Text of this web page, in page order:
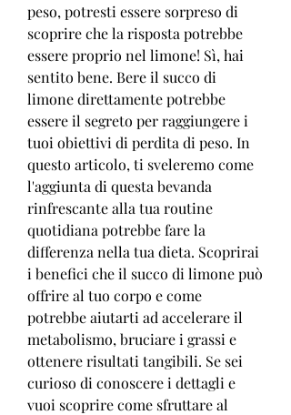
peso, potresti essere sorpreso di
scoprire che la risposta potrebbe
essere proprio nel limone! Sì, hai
sentito bene. Bere il succo di
limone direttamente potrebbe
essere il segreto per raggiungere i
tuoi obiettivi di perdita di peso. In
questo articolo, ti sveleremo come
l'aggiunta di questa bevanda
rinfrescante alla tua routine
quotidiana potrebbe fare la
differenza nella tua dieta. Scoprirai
i benefici che il succo di limone può
offrire al tuo corpo e come
potrebbe aiutarti ad accelerare il
metabolismo, bruciare i grassi e
ottenere risultati tangibili. Se sei
curioso di conoscere i dettagli e
vuoi scoprire come sfruttare al